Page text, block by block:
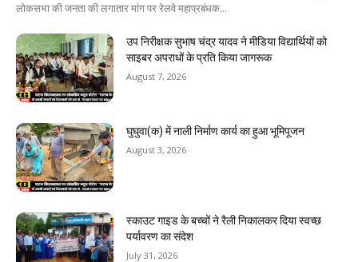
लोकसभा की जनता की लगातार मांग पर रेलवे महाप्रबंधक...
उप निरीक्षक सुभाष चंद्र यादव ने मीडिया विद्यार्थियों को
साइबर अपराधों के प्रति किया जागरूक
August 7, 2026
घुघुवा(क) में नाली निर्माण कार्य का हुआ भूमिपूजन
August 3, 2026
स्काउट गाइड के बच्चों ने रैली निकालकर दिया स्वच्छ
पर्यावरण का संदेश
July 31, 2026